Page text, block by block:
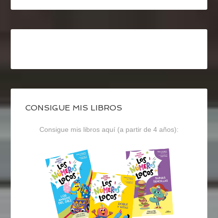
CONSIGUE MIS LIBROS
Consigue mis libros aquí (a partir de 4 años):